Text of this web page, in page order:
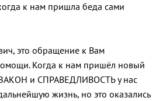
к нам пришла беда сами
это обращение к Вам
Когда к нам пришёл новый
ЗАКОН и СПРАВЕДЛИВОСТЬ у нас
жизнь, но это оказались